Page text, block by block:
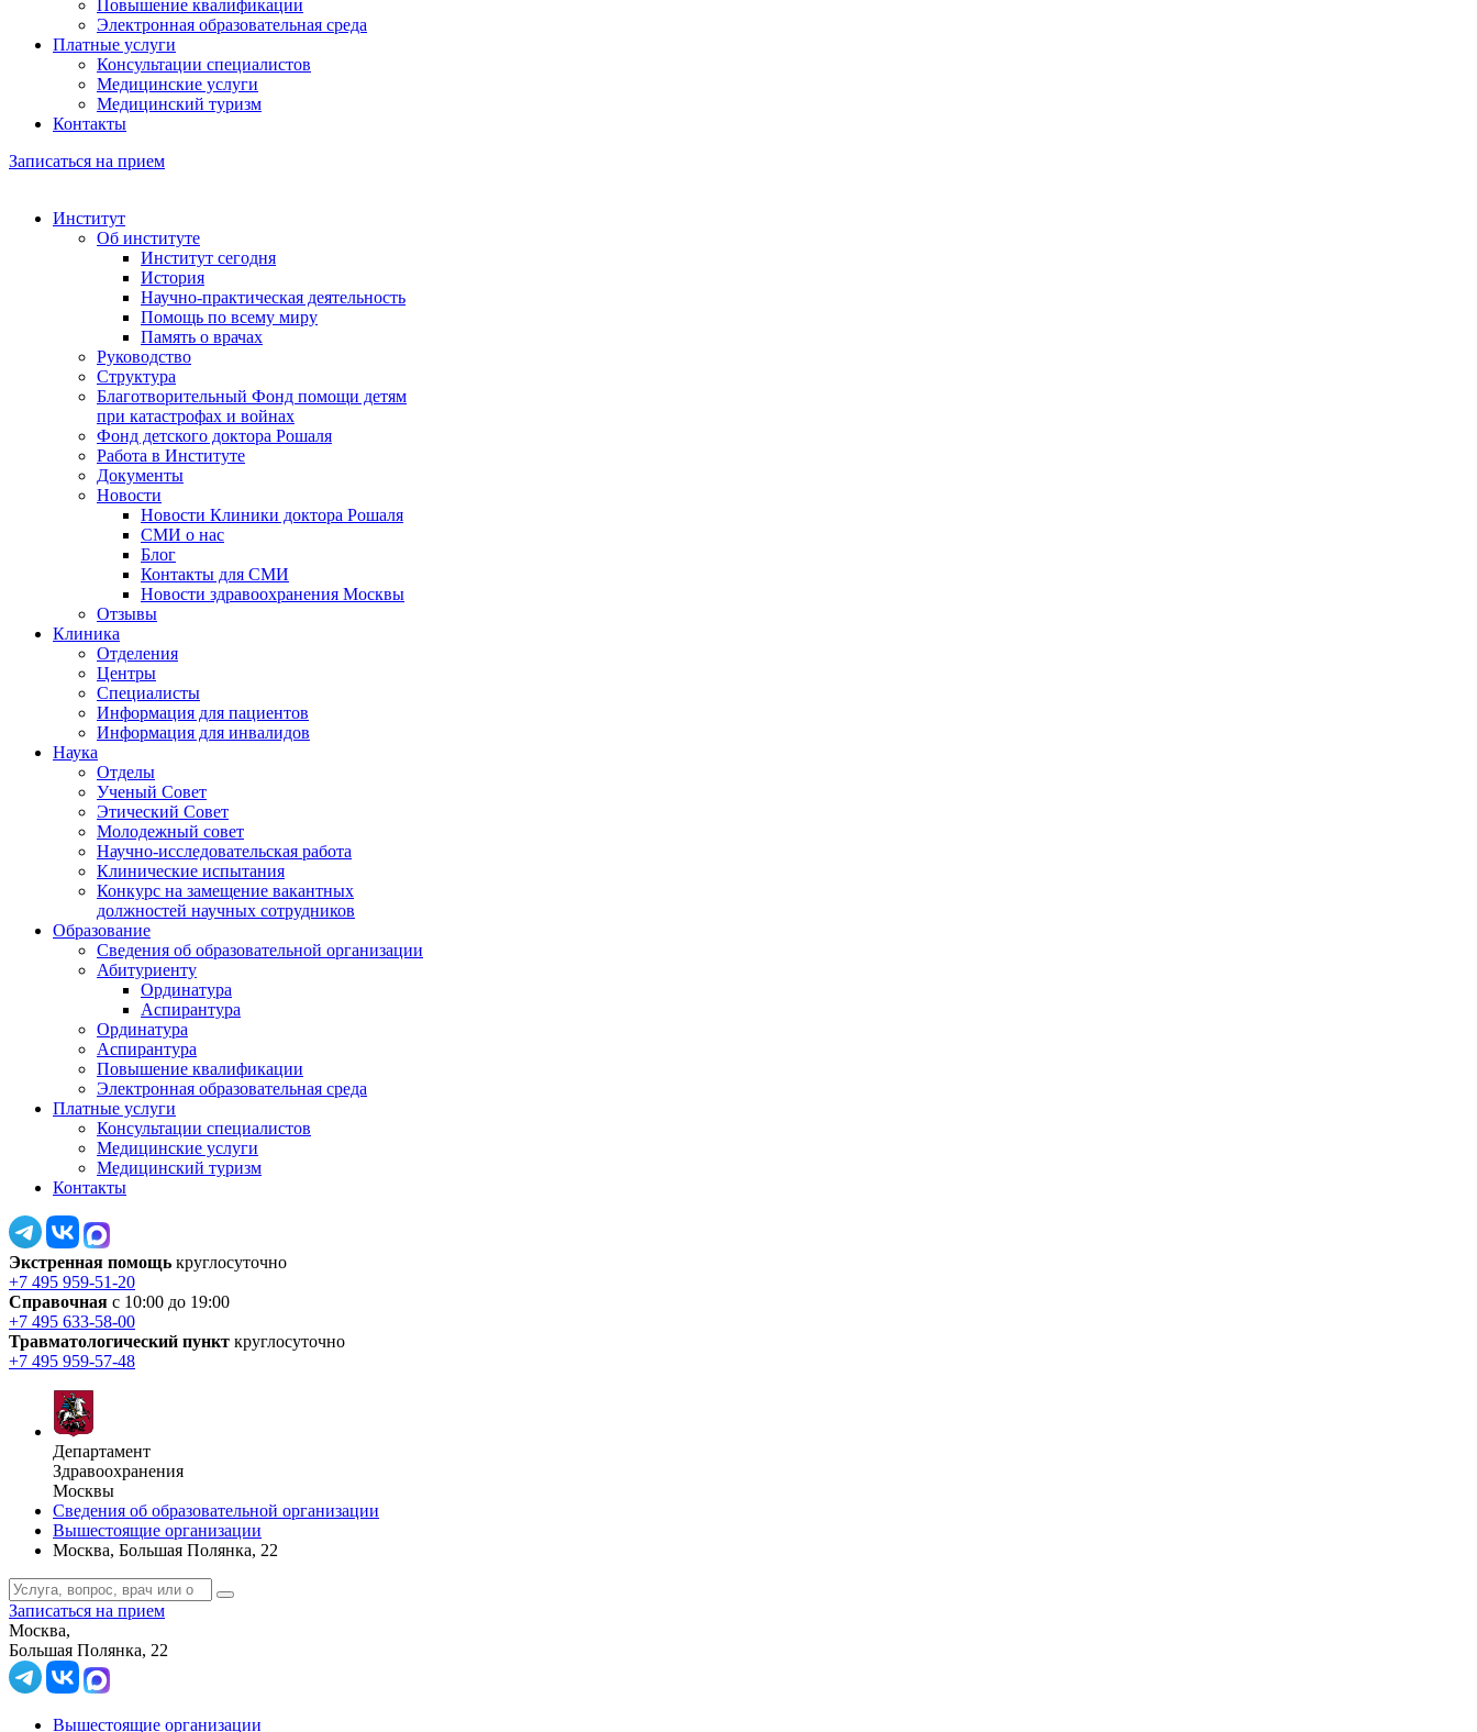
Повышение квалификации
Электронная образовательная среда
Платные услуги
Консультации специалистов
Медицинские услуги
Медицинский туризм
Контакты
Записаться на прием
Институт
Об институте
Институт сегодня
История
Научно-практическая деятельность
Помощь по всему миру
Память о врачах
Руководство
Структура
Благотворительный Фонд помощи детям
при катастрофах и войнах
Фонд детского доктора Рошаля
Работа в Институте
Документы
Новости
Новости Клиники доктора Рошаля
СМИ о нас
Блог
Контакты для СМИ
Новости здравоохранения Москвы
Отзывы
Клиника
Отделения
Центры
Специалисты
Информация для пациентов
Информация для инвалидов
Наука
Отделы
Ученый Совет
Этический Совет
Молодежный совет
Научно-исследовательская работа
Клинические испытания
Конкурс на замещение вакантных
должностей научных сотрудников
Образование
Сведения об образовательной организации
Абитуриенту
Ординатура
Аспирантура
Ординатура
Аспирантура
Повышение квалификации
Электронная образовательная среда
Платные услуги
Консультации специалистов
Медицинские услуги
Медицинский туризм
Контакты
Экстренная помощь круглосуточно
+7 495 959-51-20
Справочная с 10:00 до 19:00
+7 495 633-58-00
Травматологический пункт круглосуточно
+7 495 959-57-48
Департамент
Здравоохранения
Москвы
Сведения об образовательной организации
Вышестоящие организации
Москва, Большая Полянка, 22
Записаться на прием
Москва,
Большая Полянка, 22
Вышестоящие организации